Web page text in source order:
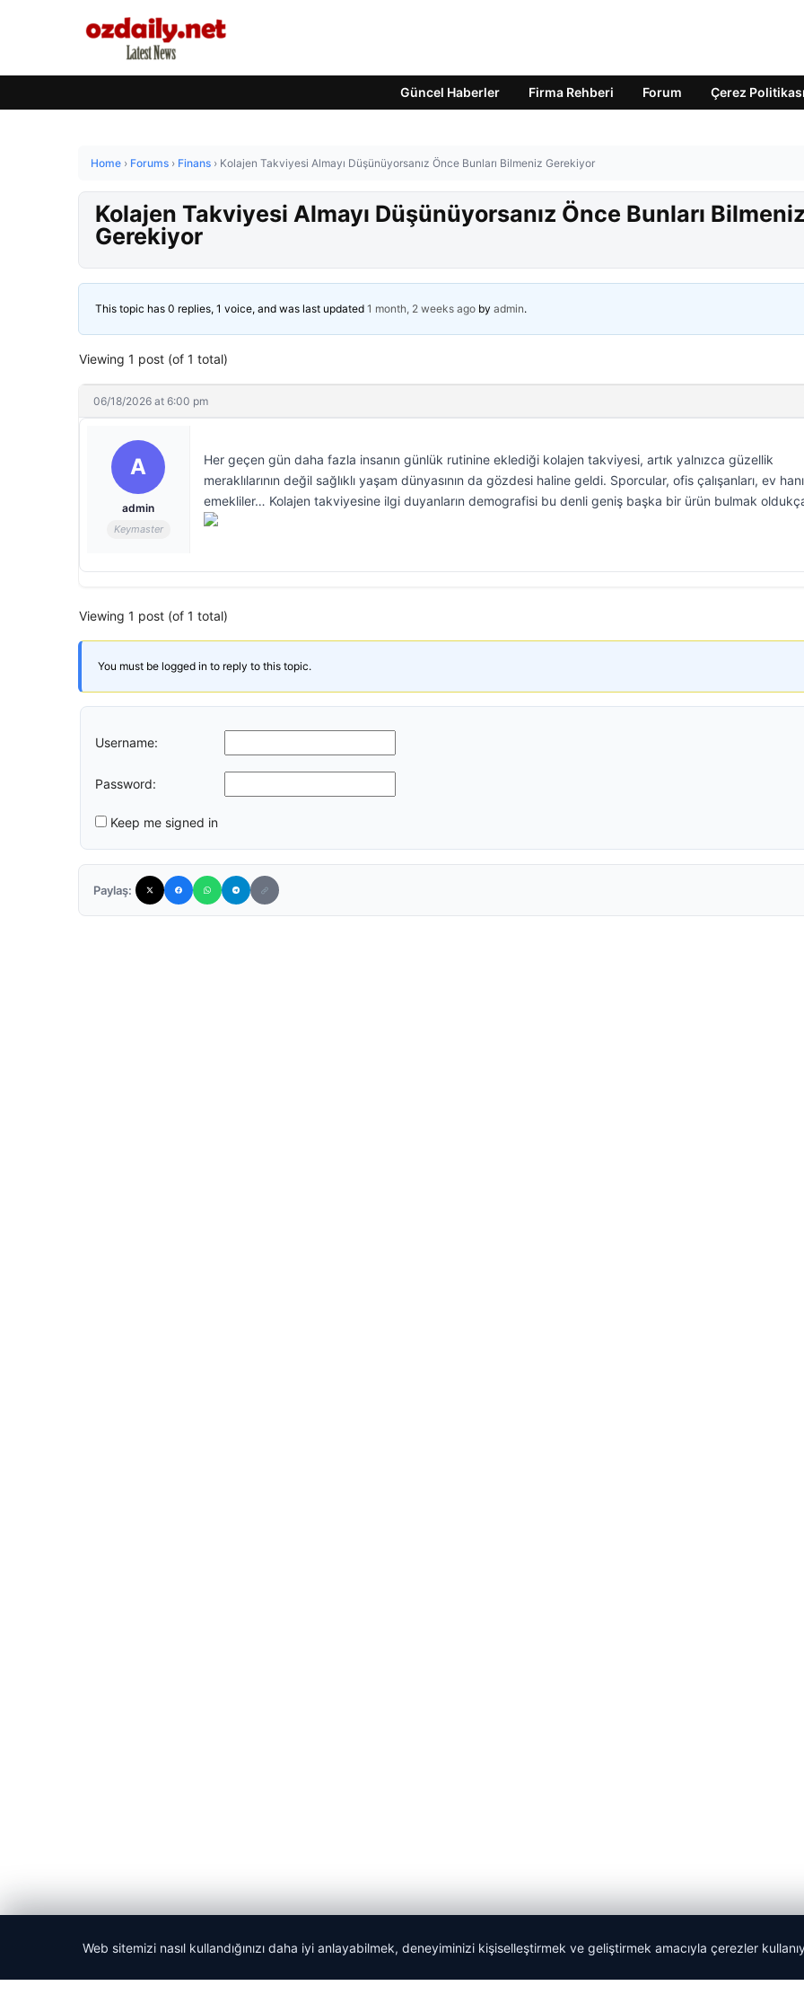
Güncel Haberler Firma Rehberi Forum Çerez Politikası
Home › Forums › Finans › Kolajen Takviyesi Almayı Düşünüyorsanız Önce Bunları Bilmeniz Gerekiyor
Kolajen Takviyesi Almayı Düşünüyorsanız Önce Bunları Bilmeniz
Gerekiyor
This topic has 0 replies, 1 voice, and was last updated 1 month, 2 weeks ago by admin.
Viewing 1 post (of 1 total)
06/18/2026 at 6:00 pm
A
admin
Keymaster
Her geçen gün daha fazla insanın günlük rutinine eklediği kolajen takviyesi, artık yalnızca güzellik
meraklılarının değil sağlıklı yaşam dünyasının da gözdesi haline geldi. Sporcular, ofis çalışanları, ev
emekliler… Kolajen takviyesine ilgi duyanların demografisi bu denli geniş başka bir ürün bulmak
Viewing 1 post (of 1 total)
You must be logged in to reply to this topic.
Username:
Password:
Keep me signed in
Paylaş:
Web sitemizi nasıl kullandığınızı daha iyi anlayabilmek, deneyiminizi kişiselleştirmek ve geliştirmek amacıyla çerezler